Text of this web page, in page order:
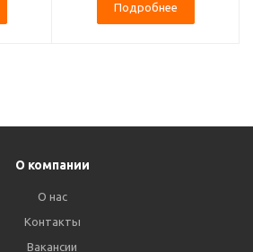
Подробнее
О компании
О нас
Контакты
Вакансии